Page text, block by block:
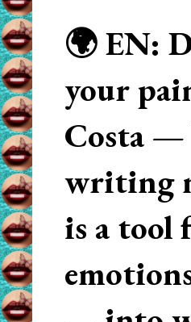
🌍 EN:
your
Costa —
writing
is a tool